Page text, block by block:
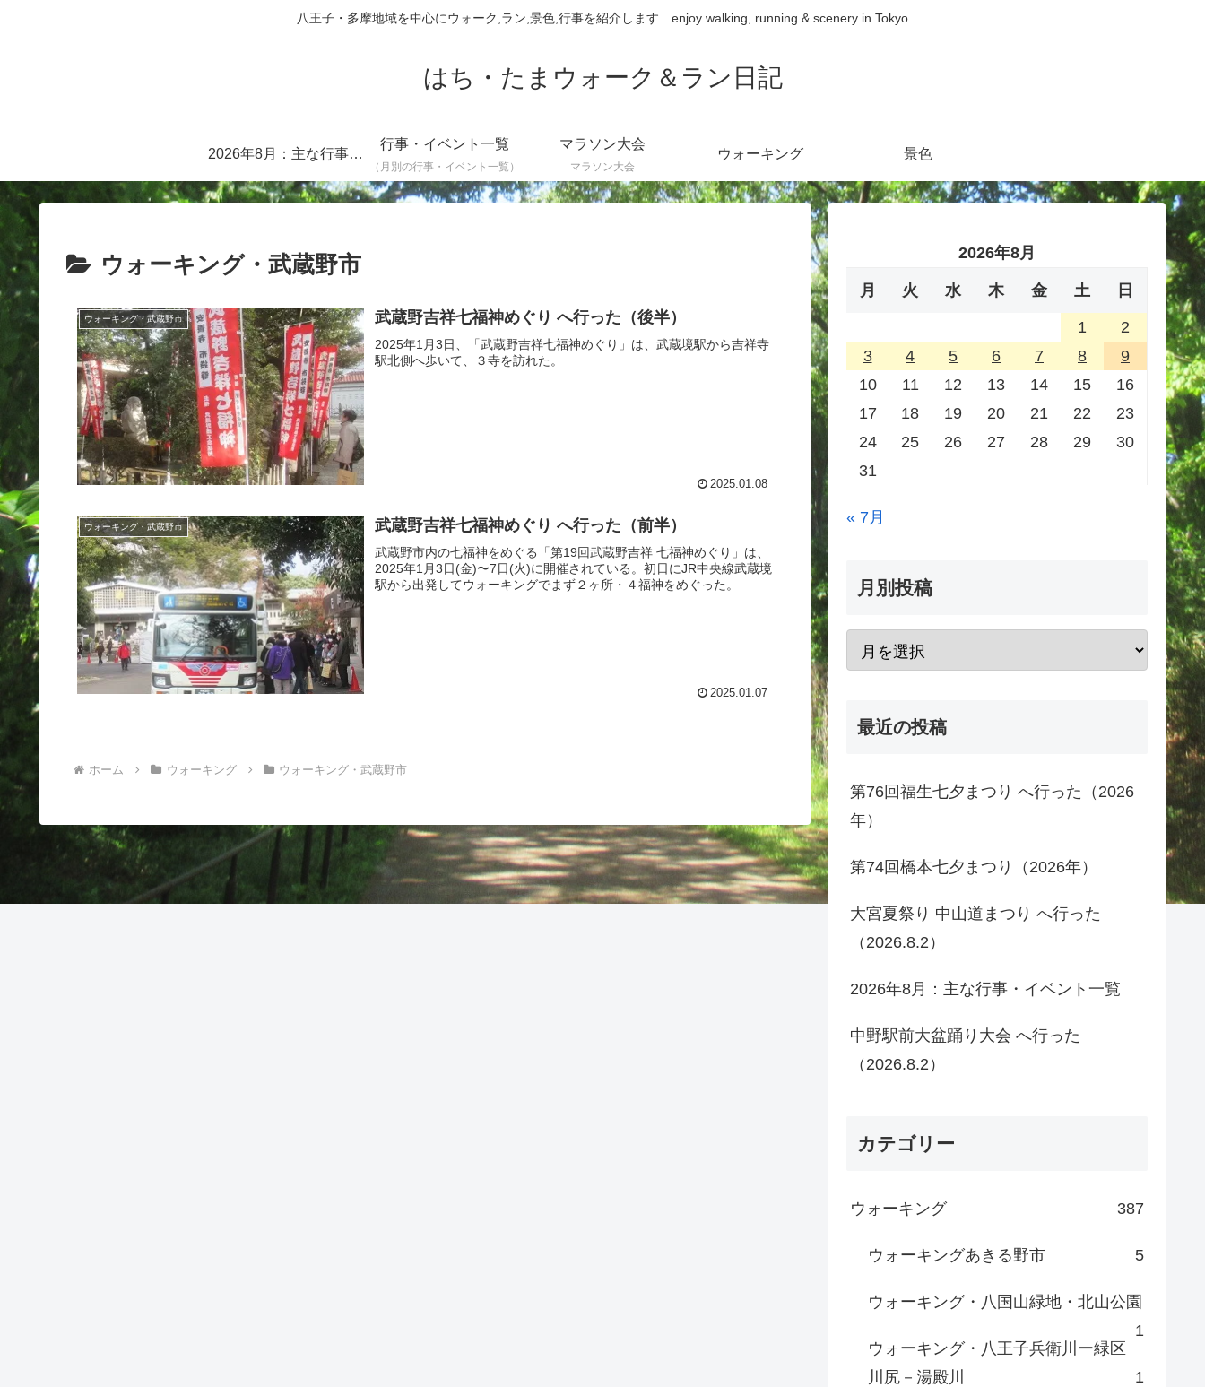
八王子・多摩地域を中心にウォーク,ラン,景色,行事を紹介します enjoy walking, running & scenery in Tokyo
はち・たまウォーク＆ラン日記
2026年8月：主な行事・イベント一覧
行事・イベント一覧
（月別の行事・イベント一覧）
マラソン大会
マラソン大会
ウォーキング 景色
ウォーキング・武蔵野市
ウォーキング・武蔵野市 武蔵野吉祥七福神めぐり へ行った（後半）
2025年1月3日、「武蔵野吉祥七福神めぐり」は、武蔵境駅から吉祥寺
駅北側へ歩いて、３寺を訪れた。
2025.01.08
ウォーキング・武蔵野市 武蔵野吉祥七福神めぐり へ行った（前半）
武蔵野市内の七福神をめぐる「第19回武蔵野吉祥 七福神めぐり」は、
2025年1月3日(金)〜7日(火)に開催されている。初日にJR中央線武蔵境
駅から出発してウォーキングでまず２ヶ所・４福神をめぐった。
2025.01.07
ホーム ウォーキング ウォーキング・武蔵野市
2026年8月
月 火 水 木 金 土 日
1
2
3
4 5 6 7 8
9
10
11 12 13 14 15
16
17
18 19 20 21 22
23
24
25 26 27 28 29
30
31
« 7月
月別投稿
最近の投稿
第76回福生七夕まつり へ行った（2026
年）
第74回橋本七夕まつり（2026年）
大宮夏祭り 中山道まつり へ行った
（2026.8.2）
2026年8月：主な行事・イベント一覧
中野駅前大盆踊り大会 へ行った
（2026.8.2）
カテゴリー
ウォーキング 387
ウォーキングあきる野市 5
ウォーキング・八国山緑地・北山公園
1
ウォーキング・八王子兵衛川ー緑区
川尻－湯殿川
1